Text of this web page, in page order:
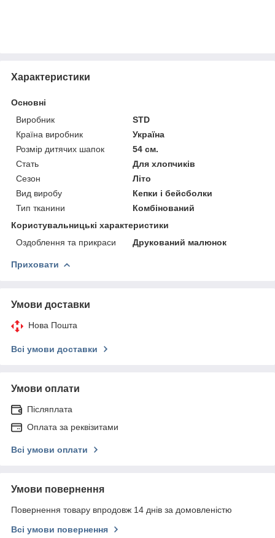
Характеристики
Основні
Виробник
STD
Країна виробник
Україна
Розмір дитячих шапок
54 см.
Стать
Для хлопчиків
Сезон
Літо
Вид виробу
Кепки і бейсболки
Тип тканини
Комбінований
Користувальницькі характеристики
Оздоблення та прикраси
Друкований малюнок
Приховати
Умови доставки
Нова Пошта
Всі умови доставки
Умови оплати
Післяплата
Оплата за реквізитами
Всі умови оплати
Умови повернення
Повернення товару впродовж 14 днів за домовленістю
Всі умови повернення